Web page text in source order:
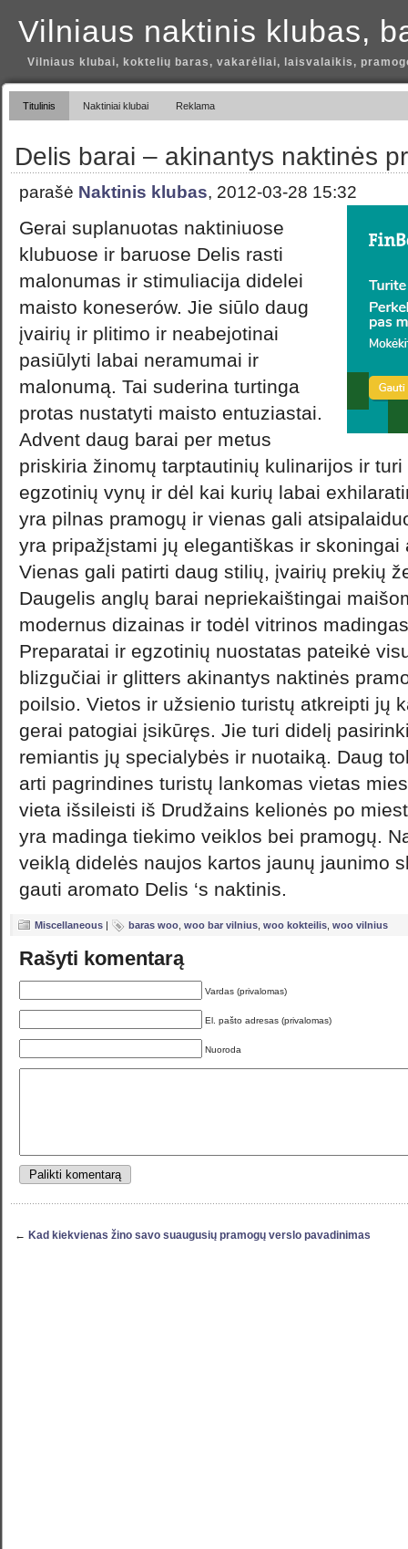
Vilniaus naktinis klubas,
Vilniaus klubai, koktelių baras, vakarėliai, laisvalaikis,
Titulinis Naktiniai klubai Reklama
Delis barai – akinantys naktinės
parašė Naktinis klubas, 2012-03-28 15:32
Gerai suplanuotas naktiniuose
klubuose ir baruose Delis rasti
malonumas ir stimuliacija didelei
maisto koneserów. Jie siūlo daug
įvairių ir plitimo ir neabejotinai
pasiūlyti labai neramumai ir
malonumą. Tai suderina turtinga
protas nustatyti maisto entuziastai.
Advent daug barai per metus
priskiria žinomų tarptautinių kulinarijos ir
egzotinių vynų ir dėl kai kurių labai
yra pilnas pramogų ir vienas gali
yra pripažįstami jų elegantiškas ir skoningai
Vienas gali patirti daug stilių, įvairių prekių
Daugelis anglų barai nepriekaištingai
modernus dizainas ir todėl vitrinos
Preparatai ir egzotinių nuostatas pateikė
blizgučiai ir glitters akinantys naktinės
poilsio. Vietos ir užsienio turistų atkreipti jų
gerai patogiai įsikūręs. Jie turi didelį
remiantis jų specialybės ir nuotaiką. Daug
arti pagrindines turistų lankomas vietas
vieta išsileisti iš Drudžains kelionės po
yra madinga tiekimo veiklos bei pramogų.
veiklą didelės naujos kartos jaunų jaunimo
gauti aromato Delis ‘s naktinis.
Miscellaneous | baras woo woo bar vilnius woo kokteilis woo vilnius
Rašyti komentarą
Vardas (privalomas)
El. pašto adresas (privalomas)
Nuoroda
← Kad kiekvienas žino savo suaugusių pramogų verslo pavadinimas